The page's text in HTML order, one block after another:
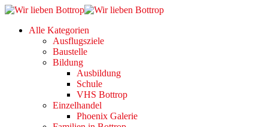
Alle Kategorien
Ausflugsziele
Baustelle
Bildung
Ausbildung
Schule
VHS Bottrop
Einzelhandel
Phoenix Galerie